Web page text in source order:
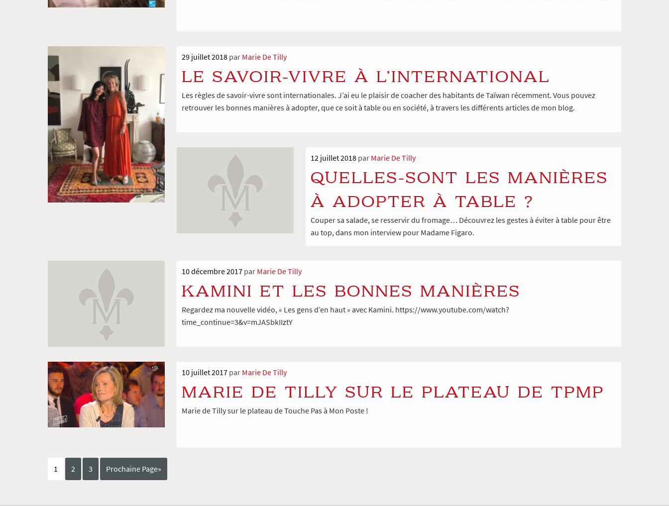
29 juillet 2018parMarie De Tilly
LE SAVOIR-VIVRE À L’INTERNATIONAL
Les règles de savoir-vivre sont internationales. J’ai eu le plaisir de coacher des habitants de Taïwan récemment. Vous pouvez
retrouver les bonnes manières à adopter, que ce soit à table ou en société, à travers les différents articles de mon blog.
12 juillet 2018parMarie De Tilly
QUELLES-SONT LES MANIÈRES
À ADOPTER À TABLE ?
Couper sa salade, se resservir du fromage… Découvrez les gestes à éviter à table pour être
au top, dans mon interview pour Madame Figaro.
10 décembre 2017parMarie De Tilly
KAMINI ET LES BONNES MANIÈRES
Regardez ma nouvelle vidéo, « Les gens d’en haut » avec Kamini. https://www.youtube.com/watch?
time_continue=3&v=mJASbkIIztY
10 juillet 2017parMarie De Tilly
MARIE DE TILLY SUR LE PLATEAU DE TPMP
Marie de Tilly sur le plateau de Touche Pas à Mon Poste !
1 2 3 Prochaine Page»